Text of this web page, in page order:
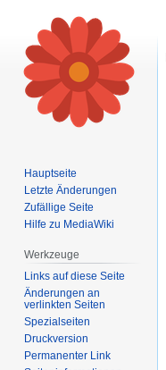
Hauptseite
Letzte Änderungen
Zufällige Seite
Hilfe zu MediaWiki
Werkzeuge
Links auf diese Seite
Änderungen an
verlinkten Seiten
Spezialseiten
Druckversion
Permanenter Link